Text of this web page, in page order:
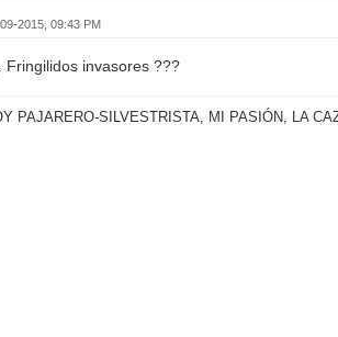
2015, 09:43 PM
Fringilidos invasores ???
PAJARERO-SILVESTRISTA, MI PASIÓN, LA